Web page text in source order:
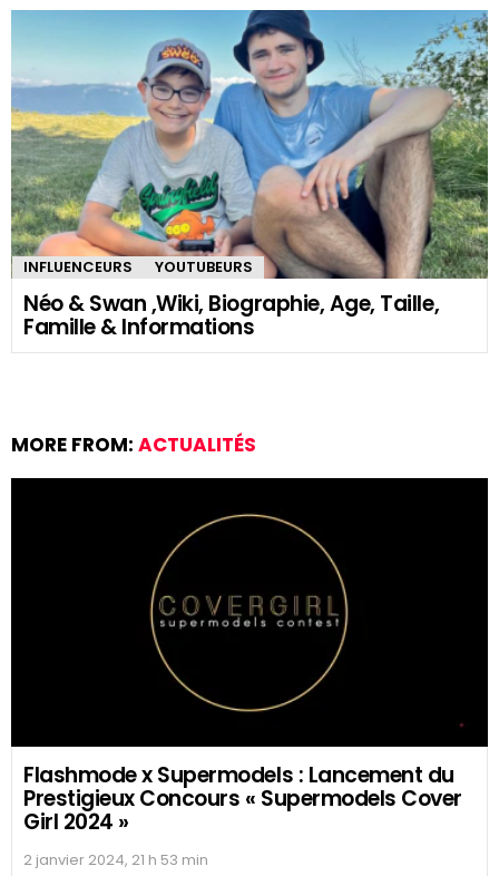
INFLUENCEURS YOUTUBEURS
Néo & Swan ,Wiki, Biographie, Age, Taille,
Famille & Informations
MORE FROM: ACTUALITÉS
Flashmode x Supermodels : Lancement du
Prestigieux Concours « Supermodels Cover
Girl 2024 »
2 janvier 2024, 21 h 53 min